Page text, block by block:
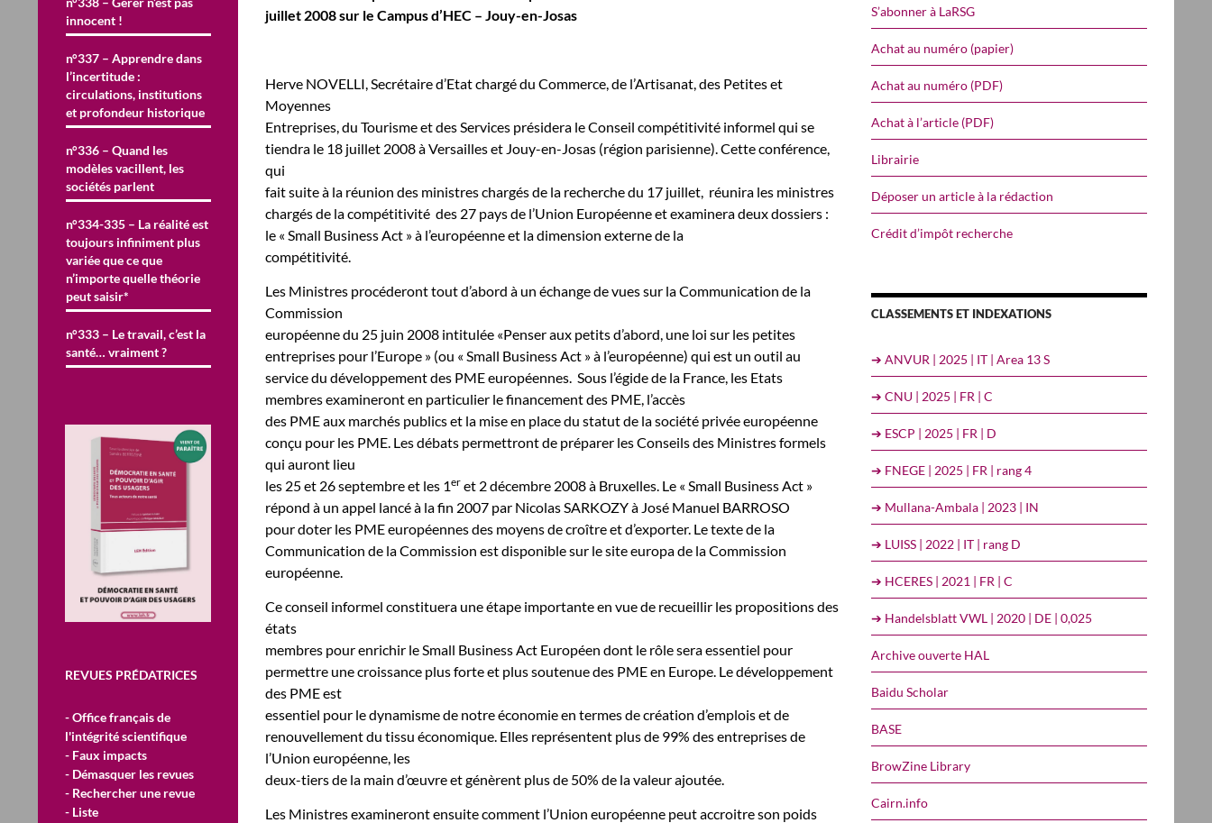
juillet 2008 sur le Campus d’HEC – Jouy-en-Josas
Herve NOVELLI, Secrétaire d’Etat chargé du Commerce, de l’Artisanat, des Petites et
Moyennes
Entreprises, du Tourisme et des Services présidera le Conseil compétitivité informel qui se
tiendra le 18 juillet 2008 à Versailles et Jouy-en-Josas (région parisienne). Cette conférence,
qui
fait suite à la réunion des ministres chargés de la recherche du 17 juillet, réunira les ministres
chargés de la compétitivité des 27 pays de l’Union Européenne et examinera deux dossiers :
le « Small Business Act » à l’européenne et la dimension externe de la
compétitivité.
Les Ministres procéderont tout d’abord à un échange de vues sur la Communication de la
Commission
européenne du 25 juin 2008 intitulée «Penser aux petits d’abord, une loi sur les petites
entreprises pour l’Europe » (ou « Small Business Act » à l’européenne) qui est un outil au
service du développement des PME européennes. Sous l’égide de la France, les Etats
membres examineront en particulier le financement des PME, l’accès
des PME aux marchés publics et la mise en place du statut de la société privée européenne
conçu pour les PME. Les débats permettront de préparer les Conseils des Ministres formels
qui auront lieu
les 25 et 26 septembre et les 1er et 2 décembre 2008 à Bruxelles. Le « Small Business Act »
répond à un appel lancé à la fin 2007 par Nicolas SARKOZY à José Manuel BARROSO
pour doter les PME européennes des moyens de croître et d’exporter. Le texte de la
Communication de la Commission est disponible sur le site europa de la Commission
européenne.
Ce conseil informel constituera une étape importante en vue de recueillir les propositions des
états
membres pour enrichir le Small Business Act Européen dont le rôle sera essentiel pour
permettre une croissance plus forte et plus soutenue des PME en Europe. Le développement
des PME est
essentiel pour le dynamisme de notre économie en termes de création d’emplois et de
renouvellement du tissu économique. Elles représentent plus de 99% des entreprises de
l’Union européenne, les
deux-tiers de la main d’œuvre et génèrent plus de 50% de la valeur ajoutée.
Les Ministres examineront ensuite comment l’Union européenne peut accroitre son poids
S’abonner à LaRSG
Achat au numéro (papier)
Achat au numéro (PDF)
Achat à l’article (PDF)
Librairie
Déposer un article à la rédaction
Crédit d’impôt recherche
CLASSEMENTS ET INDEXATIONS
➔ ANVUR | 2025 | IT | Area 13 S
➔ CNU | 2025 | FR | C
➔ ESCP | 2025 | FR | D
➔ FNEGE | 2025 | FR | rang 4
➔ Mullana-Ambala | 2023 | IN
➔ LUISS | 2022 | IT | rang D
➔ HCERES | 2021 | FR | C
➔ Handelsblatt VWL | 2020 | DE | 0,025
Archive ouverte HAL
Baidu Scholar
BASE
BrowZine Library
Cairn.info
innocent !
n°337 – Apprendre dans
l’incertitude :
circulations, institutions
et profondeur historique
n°336 – Quand les
modèles vacillent, les
sociétés parlent
n°334-335 – La réalité est
toujours infiniment plus
variée que ce que
n’importe quelle théorie
peut saisir*
n°333 – Le travail, c’est la
santé… vraiment ?
REVUES PRÉDATRICES
- Office français de
l'intégrité scientifique
- Faux impacts
- Démasquer les revues
- Rechercher une revue
- Liste